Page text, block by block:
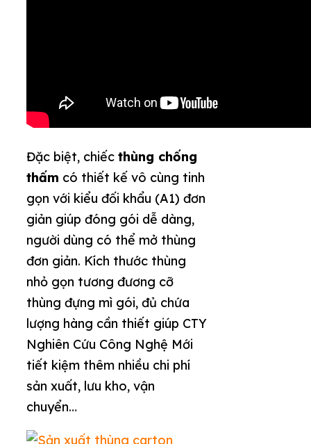
Đặc biệt, chiếc thùng chống
thấm có thiết kế vô cùng tinh
gọn với kiểu đối khẩu (A1) đơn
giản giúp đóng gói dễ dàng,
người dùng có thể mở thùng
đơn giản. Kích thước thùng
nhỏ gọn tương đương cỡ
thùng đựng mì gói, đủ chứa
lượng hàng cần thiết giúp CTY
Nghiên Cứu Công Nghệ Mới
tiết kiệm thêm nhiều chi phí
sản xuất, lưu kho, vận
chuyển…